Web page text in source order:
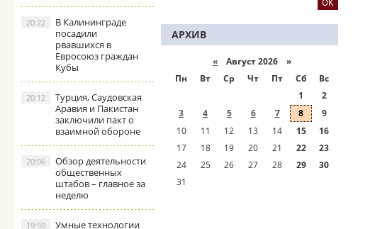
В Калининграде
посадили
рвавшихся в
Евросоюз граждан
Кубы
20:22
Турция, Саудовская
Аравия и Пакистан
заключили пакт о
взаимной обороне
20:12
Обзор деятельности
общественных
штабов – главное за
неделю
20:06
Умные технологии
19:50
АРХИВ
« Август 2026 »
Пн
Вт Ср Чт Пт Сб
Вс
1
2
3
4 5 6 7 8
9
10
11 12 13 14 15
16
17
18 19 20 21 22
23
24
25 26 27 28 29
30
31